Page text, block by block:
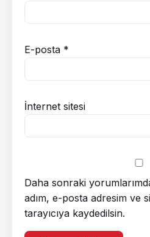
E-posta *
İnternet sitesi
Daha sonraki
adım, e-posta adresim ve
tarayıcıya kaydedilsin.